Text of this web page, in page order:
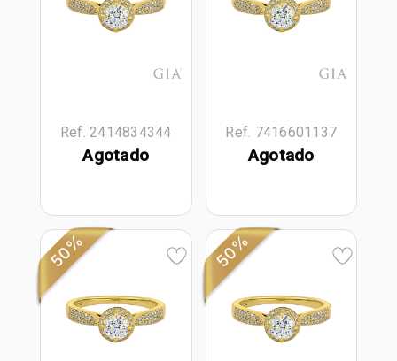
Ref. 2414834344
Agotado
Ref. 7416601137
Agotado
50% 50%